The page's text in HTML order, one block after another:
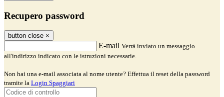
Recupero password
button close ×
E-mail Verrà inviato un messaggio
all'indirizzo indicato con le istruzioni necessarie.
Non hai una e-mail associata al nome utente? Effettua il reset della password
tramite la Login Spaggiari